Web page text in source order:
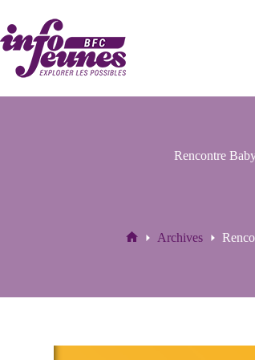
contenu
Rencontre
Archives